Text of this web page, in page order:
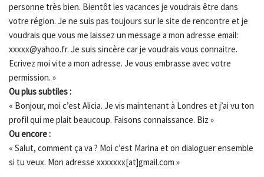
personne très bien. Bientôt les vacances je voudrais être dans
votre région. Je ne suis pas toujours sur le site de rencontre et je
voudrais que vous me laissez un message a mon adresse email:
xxxxx@yahoo.fr. Je suis sincère car je voudrais vous connaitre.
Ecrivez moi vite a mon adresse. Je vous embrasse avec votre
permission. »
Ou plus subtiles :
« Bonjour, moi c’est Alicia. Je vis maintenant à Londres et j’ai vu ton
profil qui me plait beaucoup. Faisons connaissance. Biz »
Ou encore :
« Salut, comment ça va ? Moi c’est Marina et on dialoguer ensemble
si tu veux. Mon adresse xxxxxxx[at]gmail.com »